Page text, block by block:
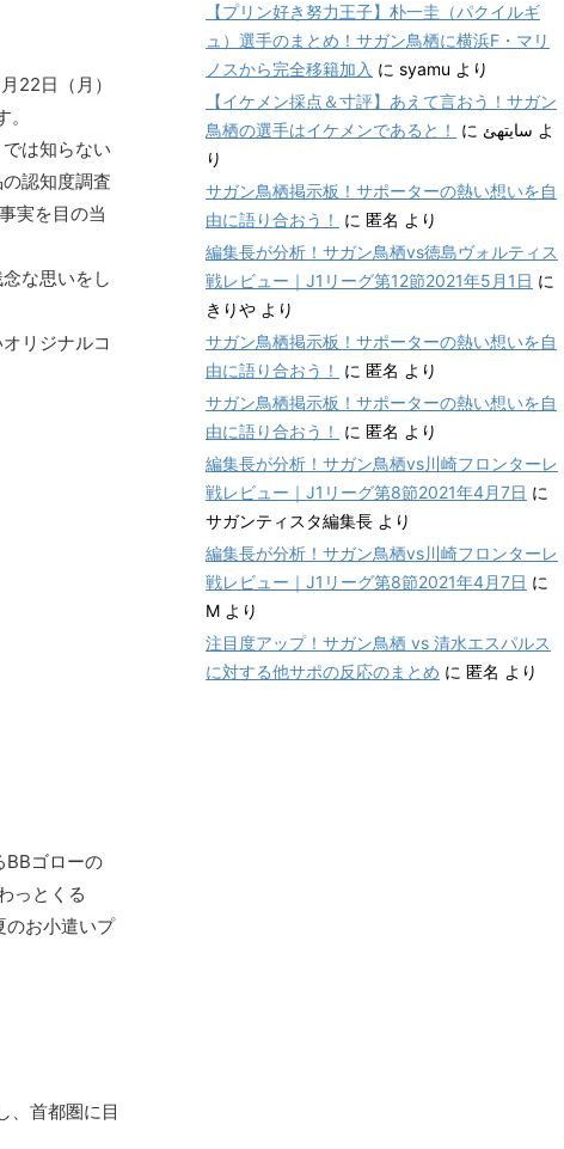
22日（月）
は知らない
認知度調査
実を目の当
な思いをし
リジナルコ
BBゴローの
っとくる
のお小遣いプ
、首都圏に目
【プリン好き努力王子】朴一圭（パクイルギ
ュ）選手のまとめ！サガン鳥栖に横浜F・マリ
ノスから完全移籍加入 に syamu より
【イケメン採点＆寸評】あえて言おう！サガン
鳥栖の選手はイケメンであると！
に سایتهئ よ
り
サガン鳥栖掲示板！サポーターの熱い想いを自
由に語り合おう！
に 匿名 より
編集長が分析！サガン鳥栖vs徳島ヴォルティス
戦レビュー｜J1リーグ第12節2021年5月1日 に
きりや より
サガン鳥栖掲示板！サポーターの熱い想いを自
由に語り合おう！
に 匿名 より
サガン鳥栖掲示板！サポーターの熱い想いを自
由に語り合おう！
に 匿名 より
編集長が分析！サガン鳥栖vs川崎フロンターレ
戦レビュー｜J1リーグ第8節2021年4月7日 に
サガンティスタ編集長 より
編集長が分析！サガン鳥栖vs川崎フロンターレ
戦レビュー｜J1リーグ第8節2021年4月7日 に
M より
注目度アップ！サガン鳥栖 vs 清水エスパルス
に対する他サポの反応のまとめ に 匿名 より